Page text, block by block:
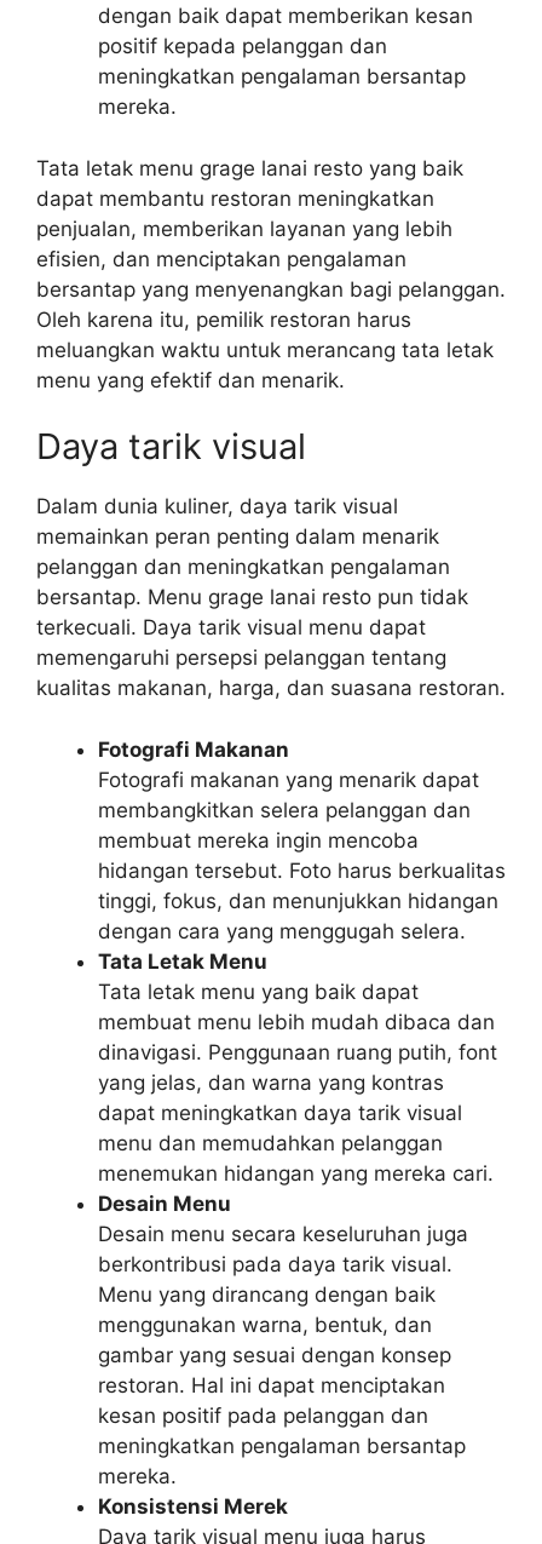
dengan baik dapat memberikan kesan
positif kepada pelanggan dan
meningkatkan pengalaman bersantap
mereka.
Tata letak menu grage lanai resto yang baik
dapat membantu restoran meningkatkan
penjualan, memberikan layanan yang lebih
efisien, dan menciptakan pengalaman
bersantap yang menyenangkan bagi pelanggan.
Oleh karena itu, pemilik restoran harus
meluangkan waktu untuk merancang tata letak
menu yang efektif dan menarik.
Daya tarik visual
Dalam dunia kuliner, daya tarik visual
memainkan peran penting dalam menarik
pelanggan dan meningkatkan pengalaman
bersantap. Menu grage lanai resto pun tidak
terkecuali. Daya tarik visual menu dapat
memengaruhi persepsi pelanggan tentang
kualitas makanan, harga, dan suasana restoran.
Fotografi Makanan
Fotografi makanan yang menarik dapat
membangkitkan selera pelanggan dan
membuat mereka ingin mencoba
hidangan tersebut. Foto harus berkualitas
tinggi, fokus, dan menunjukkan hidangan
dengan cara yang menggugah selera.
Tata Letak Menu
Tata letak menu yang baik dapat
membuat menu lebih mudah dibaca dan
dinavigasi. Penggunaan ruang putih, font
yang jelas, dan warna yang kontras
dapat meningkatkan daya tarik visual
menu dan memudahkan pelanggan
menemukan hidangan yang mereka cari.
Desain Menu
Desain menu secara keseluruhan juga
berkontribusi pada daya tarik visual.
Menu yang dirancang dengan baik
menggunakan warna, bentuk, dan
gambar yang sesuai dengan konsep
restoran. Hal ini dapat menciptakan
kesan positif pada pelanggan dan
meningkatkan pengalaman bersantap
mereka.
Konsistensi Merek
Daya tarik visual menu juga harus